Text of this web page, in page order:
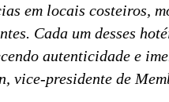
em locais costeiros,
Cada um desses
autenticidade e
vice-presidente de